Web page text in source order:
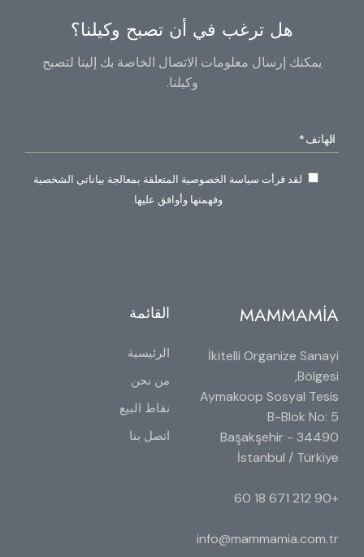
هل ترغب في أن تصبح وكيلنا؟
يمكنك إرسال معلومات الاتصال الخاصة بك إلينا لتصبح
وكيلنا.
لقد قرأت سياسة الخصوصية المتعلقة بمعالجة بياناتي الشخصية
وفهمتها وأوافق عليها.
MAMMAMİA
İkitelli Organize Sanayi
Bölgesi,
Aymakoop Sosyal Tesis
B-Blok No: 5
34490 Başakşehir -
İstanbul / Türkiye
+90 212 671 18 60
info@mammamia.com.tr
القائمة
الرئيسية
من نحن
نقاط البيع
اتصل بنا